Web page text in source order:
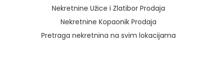
Nekretnine Užice i Zlatibor Prodaja
Nekretnine Kopaonik Prodaja
Pretraga nekretnina na svim lokacijama